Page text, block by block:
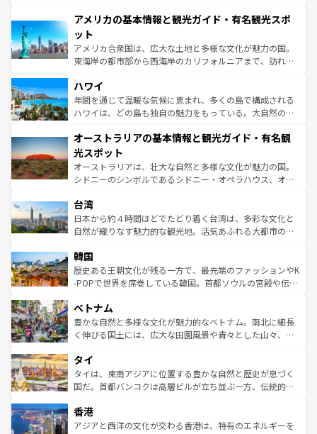
ンツ一覧を参照してほしい。
の建物がそのまま残る町や、スイスならではのユニークな
博物館もあり、アルプス観光だけでなく町歩きも満喫する
ことができる。国民の所得が高いため物価も高いが、旅行
者向けの交通パス提供のサービスもあり、うまく活用すれ
着のスイス情報は
アメリカの基本情報と観光ガイド・有名観光スポ
ット
アメリカ合衆国は、広大な土地と多様な文化が魅力の国。
東海岸の都市部から西海岸のカリフォルニアまで、訪れる
のような巨大都市は、観光、ショッピング、エンターテイ
ンメントが詰まった刺激的なスポットだ。一方、アメリカ
西部には大自然が広がり、グランドキャニオンやイエロー
部のニューオーリンズでは、音楽と美食が融合した独特の
文化が魅力。旅行者はアメリカの各地域で異なる魅力を楽
しみながら、その多様性と豊かな歴史を感じることができ
るだろう。車でのロードトリップや列車の旅も、アメリカ
情報は
ハワイ
年間を通じて温暖な気候に恵まれ、多くの島で構成される
ハワイは、どの島も独自の魅力をもっている。大自然の神
ワイ島は見逃せない。また、定番の観光地といえばオアフ
島だが、静かな自然を求めるならマウイ島やカウアイ島が
おすすめ。エメラルドグリーンに輝く海をはじめ、豊かな
文化や歴史が息づいている。「アロハスピリット」と呼ば
人々、おいしいローカルフードやハワイアンミュージッ
ク、伝統的なフラダンスなど、すべてがハワイの魅力を彩
っている。訪れるたびに新しい発見と感動が待っているハ
はコンテンツ一覧
オーストラリアの基本情報と観光ガイド・有名観
光スポット
オーストラリアは、壮大な自然と多様な文化が魅力の国。
シドニーのシンボルであるシドニー・オペラハウス、オー
リアリーフや大陸中央部にそびえるウルル（エアーズロッ
ク）、タスマニアの美しい原生林やケアンズの熱帯雨林な
ど、見どころがたくさん。また、カフェやワイン、オージ
いる。アクティビティも充実しており、サーフィンやダイ
ビング、ハイキングなど、アウトドア好きにはたまらな
い。オーストラリアの多彩な魅力を存分に味わいつくそ
参照してほしい。
台湾
日本から約４時間ほどでたどり着く台湾は、多彩な文化と
自然が織りなす魅力的な観光地。活気あふれる大都市の台
ン）、静ひつな山岳地帯である台湾東部など、都市の喧騒
と山間の静けさが共存しており、訪れる人に新しい発見と
驚きをもたらしてくれる。また、奥深い台湾の食文化も魅
容にもいいと評判のスイーツなど、バラエティ豊かな料理
が味わえる。 なお、新着の台湾情報は コンテンツ一覧を参
照してほしい。
韓国
歴史ある王朝文化が残る一方で、最先端のファッションやK
-POPで世界を席巻している韓国。首都ソウルの宮殿や伝統
き、地方に足を延ばせば四季折々の自然美を楽しむことが
できる。そして、キムチや焼肉、絶品のストリートフード
まで、さまざまな韓国料理が待っている。夜には、韓国な
リティに包まれながら、韓国の多彩な魅力を心ゆくまで味
わってみてほしい。 なお、新着の韓国情報はコンテンツ一
覧を参照してほしい。
ベトナム
豊かな自然と多様な文化が魅力的なベトナム。南北に細長
く伸びる国土には、広大な田園風景や青々とした山々、世
急速な発展と共に伝統が息づく。ハノイの古い町並みやホ
ーチミン市のフランス統治時代の建物も、独特の雰囲気を
醸し出している。また、バラエティの豊かさとおいしさで
とつ。フォーやバインミー、ベトナムコーヒーなどは、ぜ
ひ現地で味わいたい。どの地域を訪れてもあたたかい人々
タイ
タイは、東南アジアに位置する豊かな自然と歴史が息づく
国だ。首都バンコクは高層ビルが立ち並ぶ一方、伝統的な
の活気が交差している。北部ではチェンマイなどの山岳地
帯で自然と触れ合い、南部ではプーケットやクラビの美し
香港
アジアと西洋の文化が交わる香港は、特有のエネルギーを